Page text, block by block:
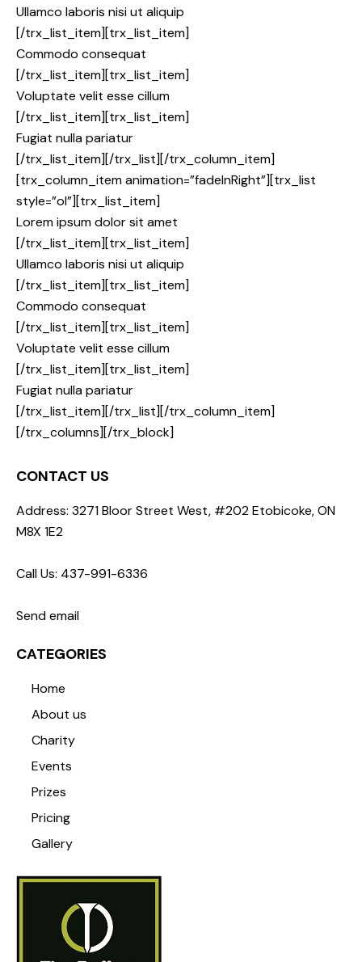
Ullamco laboris nisi ut aliquip
[/trx_list_item][trx_list_item]
Commodo consequat
[/trx_list_item][trx_list_item]
Voluptate velit esse cillum
[/trx_list_item][trx_list_item]
Fugiat nulla pariatur
[/trx_list_item][/trx_list][/trx_column_item]
[trx_column_item animation=”fadeInRight”][trx_list
style=”ol”][trx_list_item]
Lorem ipsum dolor sit amet
[/trx_list_item][trx_list_item]
Ullamco laboris nisi ut aliquip
[/trx_list_item][trx_list_item]
Commodo consequat
[/trx_list_item][trx_list_item]
Voluptate velit esse cillum
[/trx_list_item][trx_list_item]
Fugiat nulla pariatur
[/trx_list_item][/trx_list][/trx_column_item]
[/trx_columns][/trx_block]
CONTACT US
Address: 3271 Bloor Street West, #202 Etobicoke, ON
M8X 1E2
Call Us: 437-991-6336
Send email
CATEGORIES
Home
About us
Charity
Events
Prizes
Pricing
Gallery